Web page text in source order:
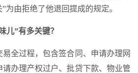
为由拒绝了他退回提成的规定。
儿”有多关键？
过程，包含签合同、申请办理网
办理产权过户、批贷下款、物业管